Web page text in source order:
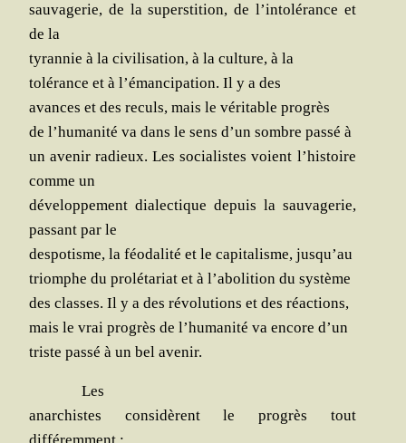
sau­va­ge­rie, de la super­sti­tion, de l’intolérance et
de la
tyran­nie à la civi­li­sa­tion, à la culture, à la
tolé­rance et à l’émancipation. Il y a des
avances et des reculs, mais le véri­table progrès
de l’humanité va dans le sens d’un sombre pas­sé à
un ave­nir radieux. Les socia­listes voient l’histoire
comme un
déve­lop­pe­ment dia­lec­tique depuis la sau­va­ge­rie,
pas­sant par le
des­po­tisme, la féo­da­li­té et le capi­ta­lisme, jusqu’au
triomphe du pro­lé­ta­riat et à l’abolition du système
des classes. Il y a des révo­lu­tions et des réactions,
mais le vrai pro­grès de l’humanité va encore d’un
triste pas­sé à un bel avenir.
Les
anar­chistes consi­dèrent le pro­grès tout